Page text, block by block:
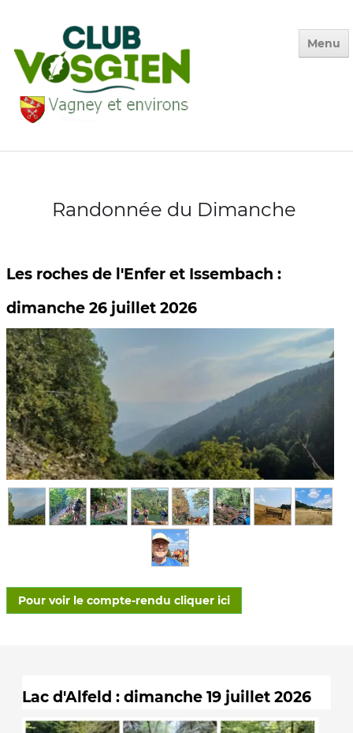
Menu
Calendrier
La Vie du Club▼
Environnement▼
Adhésion
Randonnée du Dimanche
Les roches de l'Enfer et Issembach :
dimanche 26 juillet 2026
Pour voir le compte-rendu cliquer ici
Lac d'Alfeld : dimanche 19 juillet 2026